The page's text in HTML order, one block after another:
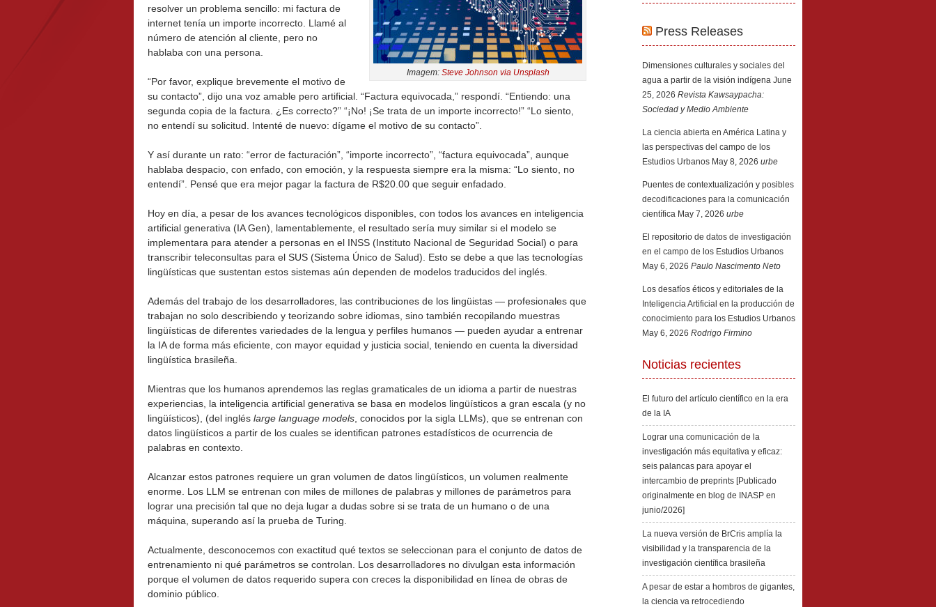
Imagem: Steve Johnson via Unsplash
resolver un problema sencillo: mi factura de
internet tenía un importe incorrecto. Llamé al
número de atención al cliente, pero no
hablaba con una persona.
“Por favor, explique brevemente el motivo de
su contacto”, dijo una voz amable pero artificial. “Factura equivocada,” respondí. “Entiendo: una
segunda copia de la factura. ¿Es correcto?” “¡No! ¡Se trata de un importe incorrecto!” “Lo siento,
no entendí su solicitud. Intenté de nuevo: dígame el motivo de su contacto”.
Y así durante un rato: “error de facturación”, “importe incorrecto”, “factura equivocada”, aunque
hablaba despacio, con enfado, con emoción, y la respuesta siempre era la misma: “Lo siento, no
entendí”. Pensé que era mejor pagar la factura de R$20.00 que seguir enfadado.
Hoy en día, a pesar de los avances tecnológicos disponibles, con todos los avances en inteligencia
artificial generativa (IA Gen), lamentablemente, el resultado sería muy similar si el modelo se
implementara para atender a personas en el INSS (Instituto Nacional de Seguridad Social) o para
transcribir teleconsultas para el SUS (Sistema Único de Salud). Esto se debe a que las tecnologías
lingüísticas que sustentan estos sistemas aún dependen de modelos traducidos del inglés.
Además del trabajo de los desarrolladores, las contribuciones de los lingüistas — profesionales que
trabajan no solo describiendo y teorizando sobre idiomas, sino también recopilando muestras
lingüísticas de diferentes variedades de la lengua y perfiles humanos — pueden ayudar a entrenar
la IA de forma más eficiente, con mayor equidad y justicia social, teniendo en cuenta la diversidad
lingüística brasileña.
Mientras que los humanos aprendemos las reglas gramaticales de un idioma a partir de nuestras
experiencias, la inteligencia artificial generativa se basa en modelos lingüísticos a gran escala (y no
lingüísticos), (del inglés large language models , conocidos por la sigla LLMs), que se entrenan con
datos lingüísticos a partir de los cuales se identifican patrones estadísticos de ocurrencia de
palabras en contexto.
Alcanzar estos patrones requiere un gran volumen de datos lingüísticos, un volumen realmente
enorme. Los LLM se entrenan con miles de millones de palabras y millones de parámetros para
lograr una precisión tal que no deja lugar a dudas sobre si se trata de un humano o de una
máquina, superando así la prueba de Turing.
Actualmente, desconocemos con exactitud qué textos se seleccionan para el conjunto de datos de
entrenamiento ni qué parámetros se controlan. Los desarrolladores no divulgan esta información
porque el volumen de datos requerido supera con creces la disponibilidad en línea de obras de
dominio público.
Press Releases
Dimensiones culturales y sociales del
agua a partir de la visión indígena June
25, 2026 Revista Kawsaypacha:
Sociedad y Medio Ambiente
La ciencia abierta en América Latina y
las perspectivas del campo de los
Estudios Urbanos May 8, 2026 urbe
Puentes de contextualización y posibles
decodificaciones para la comunicación
científica May 7, 2026 urbe
El repositorio de datos de investigación
en el campo de los Estudios Urbanos
May 6, 2026 Paulo Nascimento Neto
Los desafíos éticos y editoriales de la
Inteligencia Artificial en la producción de
conocimiento para los Estudios Urbanos
May 6, 2026 Rodrigo Firmino
Noticias recientes
El futuro del artículo científico en la era
de la IA
Lograr una comunicación de la
investigación más equitativa y eficaz:
seis palancas para apoyar el
intercambio de preprints [Publicado
originalmente en blog de INASP en
junio/2026]
La nueva versión de BrCris amplía la
visibilidad y la transparencia de la
investigación científica brasileña
A pesar de estar a hombros de gigantes,
la ciencia va retrocediendo